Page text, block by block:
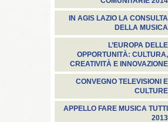
IN AGIS LAZIO LA CONSULTA
DELLA MUSICA
L’EUROPA DELLE
OPPORTUNITÀ: CULTURA,
CREATIVITÀ E INNOVAZIONE
CONVEGNO TELEVISIONI E
CULTURE
APPELLO FARE MUSICA TUTTI
2013